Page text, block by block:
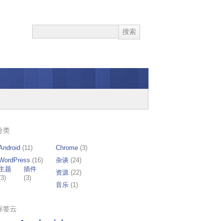
类
(11) Chrome (3)
(16)
题
插件
(3)
杂谈 (24)
资源 (22)
音乐 (1)
签云